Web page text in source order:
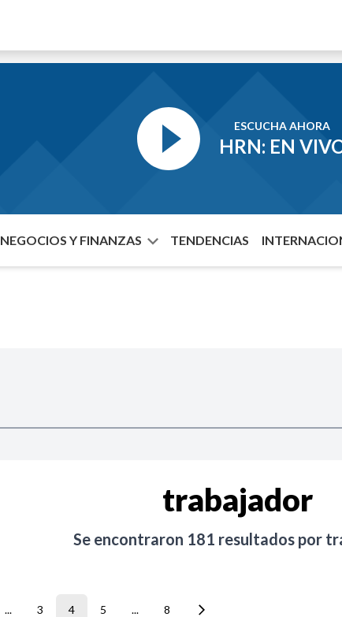
ESCUCHA AHORA
HRN: EN
NEGOCIOS Y FINANZAS TENDENCIAS
trabajador
Se encontraron 181 resultados por
... 3 4 5 ... 8